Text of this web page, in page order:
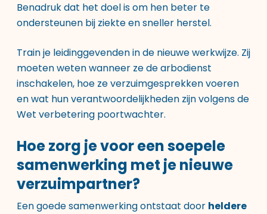
Benadruk dat het doel is om hen beter te
ondersteunen bij ziekte en sneller herstel.
Train je leidinggevenden in de nieuwe werkwijze. Zij
moeten weten wanneer ze de arbodienst
inschakelen, hoe ze verzuimgesprekken voeren
en wat hun verantwoordelijkheden zijn volgens de
Wet verbetering poortwachter.
Hoe zorg je voor een soepele
samenwerking met je nieuwe
verzuimpartner?
Een goede samenwerking ontstaat door heldere